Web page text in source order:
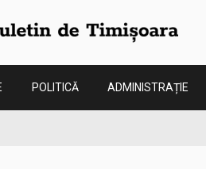
POLITICĂ ADMINISTRAȚIE